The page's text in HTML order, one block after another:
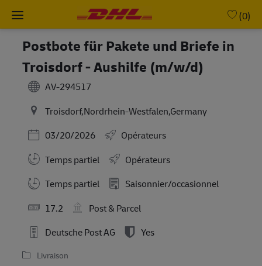
(0)
Postbote für Pakete und Briefe in
Troisdorf - Aushilfe (m/w/d)
AV-294517
Troisdorf,Nordrhein-Westfalen,Germany
Posted Date
03/20/2026
Opérateurs
Temps partiel
Opérateurs
Working Hours
Temps partiel
Saisonnier/occasionnel
17.2
Post & Parcel
Deutsche Post AG
Yes
Livraison